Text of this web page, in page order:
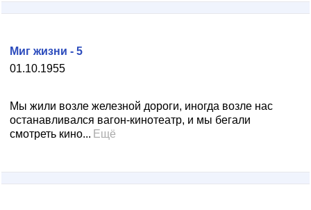
01.10.1955
Миг жизни - 5
Мы жили возле железной дороги, иногда возле нас
останавливался вагон-кинотеатр, и мы бегали
смотреть кино... Ещё